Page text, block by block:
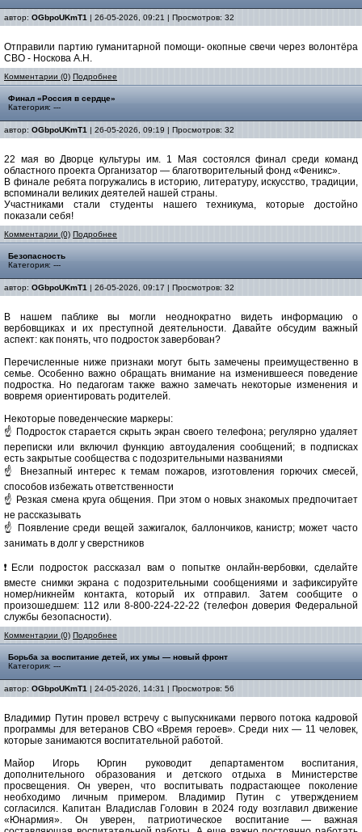
автор: OGbpoUKmT1 | 26-05-2026, 09:21 | Просмотров: 32
Отправили партию гуманитарной помощи- окопные свечи через волонтёра
СВО - Носкова А.Н.
Комментарии (0) Подробнее
Финал «Россия в сердце»
Категория: ---
автор: OGbpoUKmT1 | 26-05-2026, 09:19 | Просмотров: 32
22 мая во Дворце культуры им. 1 Мая состоялся финал среди команд
областного проекта Организатор — благотворительный фонд «Феникс».
В финале ребята погружались в историю, литературу, искусство, традиции,
вспоминали великих деятелей нашей страны.
Участниками стали студенты нашего техникума, которые достойно
показали себя!
Комментарии (0) Подробнее
Безопасность
Категория: ---
автор: OGbpoUKmT1 | 26-05-2026, 09:17 | Просмотров: 32
В нашем паблике вы могли неоднократно видеть информацию о
вербовщиках и их преступной деятельности. Давайте обсудим важный
аспект: как понять, что подросток завербован?
Перечисленные ниже признаки могут быть замечены преимущественно в
семье. Особенно важно обращать внимание на изменившееся поведение
подростка. Но педагогам также важно замечать некоторые изменения и
вовремя ориентировать родителей.
Некоторые поведенческие маркеры:
☝️ Подросток старается скрыть экран своего телефона; регулярно удаляет
переписки или включил функцию автоудаления сообщений; в подписках
есть закрытые сообщества с подозрительными названиями
☝️ Внезапный интерес к темам пожаров, изготовления горючих смесей,
способов избежать ответственности
☝️ Резкая смена круга общения. При этом о новых знакомых предпочитает
не рассказывать
☝️ Появление среди вещей зажигалок, баллончиков, канистр; может часто
занимать в долг у сверстников
❗Если подросток рассказал вам о попытке онлайн-вербовки, сделайте
вместе снимки экрана с подозрительными сообщениями и зафиксируйте
номер/никнейм контакта, который их отправил. Затем сообщите о
произошедшем: 112 или 8-800-224-22-22 (телефон доверия Федеральной
службы безопасности).
Комментарии (0) Подробнее
Борьба за воспитание детей, их умы — новый фронт
Категория: ---
автор: OGbpoUKmT1 | 24-05-2026, 14:31 | Просмотров: 56
Владимир Путин провел встречу с выпускниками первого потока кадровой
программы для ветеранов СВО «Время героев». Среди них — 11 человек,
которые занимаются воспитательной работой.
Майор Игорь Юргин руководит департаментом воспитания,
дополнительного образования и детского отдыха в Министерстве
просвещения. Он уверен, что воспитывать подрастающее поколение
необходимо личным примером. Владимир Путин с утверждением
согласился. Капитан Владислав Головин в 2024 году возглавил движение
«Юнармия». Он уверен, патриотическое воспитание — важная